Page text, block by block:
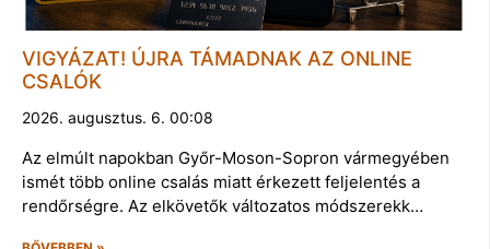
VIGYÁZAT! ÚJRA TÁMADNAK AZ ONLINE
CSALÓK
2026. augusztus. 6. 00:08
Az elmúlt napokban Győr-Moson-Sopron vármegyében
ismét több online csalás miatt érkezett feljelentés a
rendőrségre. Az elkövetők változatos módszerekk…